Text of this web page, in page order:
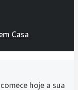
Casa
hoje a sua